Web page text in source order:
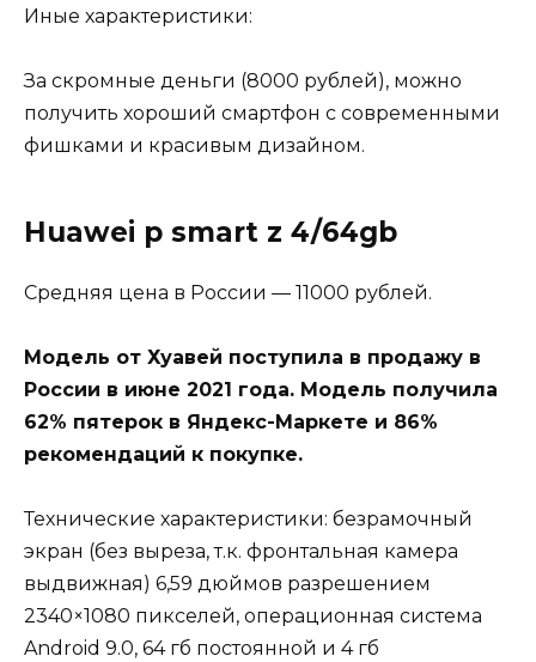
Иные характеристики:
За скромные деньги (8000 рублей), можно
получить хороший смартфон с современными
фишками и красивым дизайном.
Huawei p smart z 4/64gb
Средняя цена в России — 11000 рублей.
Модель от Хуавей поступила в продажу в
России в июне 2021 года. Модель получила
62% пятерок в Яндекс-Маркете и 86%
рекомендаций к покупке.
Технические характеристики: безрамочный
экран (без выреза, т.к. фронтальная камера
выдвижная) 6,59 дюймов разрешением
2340×1080 пикселей, операционная система
Android 9.0, 64 гб постоянной и 4 гб